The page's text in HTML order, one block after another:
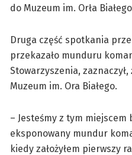
do Muzeum im. Orła
Druga część spotkania
przekazało munduru
Stowarzyszenia,
Muzeum im. Ora Białego.
– Jesteśmy z tym miejscem
eksponowany mundur
kiedy założyłem pierwszy